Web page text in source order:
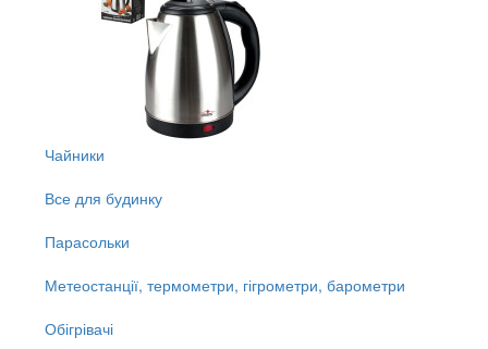
Чайники
Все для будинку
Парасольки
Метеостанції, термометри, гігрометри, барометри
Обігрівачі